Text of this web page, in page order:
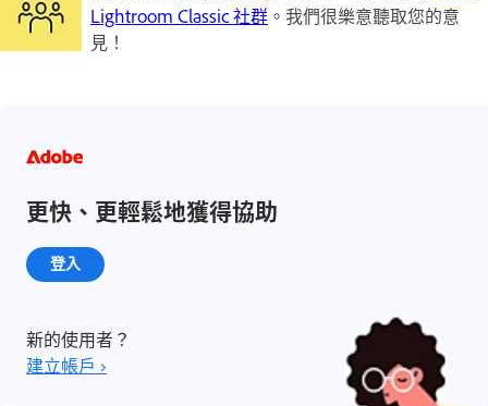
Lightroom Classic 社群 。我們很樂意聽取您的意
見！
更快、更輕鬆地獲得協助
登入
新的使用者？
建立帳戶 ›